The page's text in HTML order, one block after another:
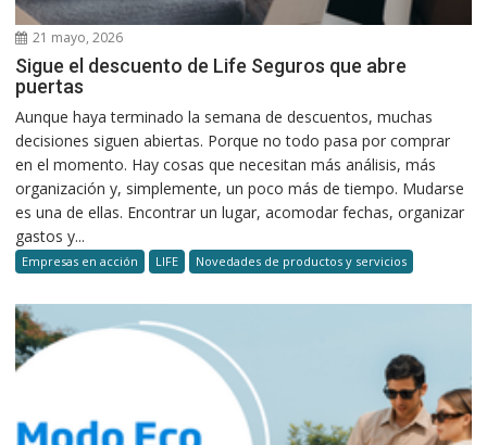
21 mayo, 2026
Sigue el descuento de Life Seguros que abre
puertas
Aunque haya terminado la semana de descuentos, muchas
decisiones siguen abiertas. Porque no todo pasa por comprar
en el momento. Hay cosas que necesitan más análisis, más
organización y, simplemente, un poco más de tiempo. Mudarse
es una de ellas. Encontrar un lugar, acomodar fechas, organizar
gastos y...
Empresas en acción LIFE Novedades de productos y servicios